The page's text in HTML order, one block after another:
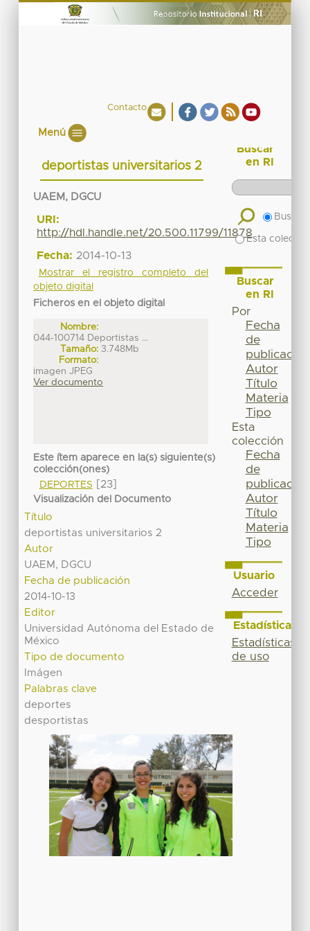
Contacto
Menú
deportistas universitarios 2
UAEM, DGCU
URI:
http://hdl.handle.net/20.500.11799/11878
Fecha: 2014-10-13
Mostrar el registro completo del
objeto digital
Ficheros en el objeto digital
Nombre:
044-100714 Deportistas ...
Tamaño: 3.748Mb
Formato:
imagen JPEG
Ver documento
Este ítem aparece en la(s) siguiente(s)
colección(ones)
DEPORTES
[23]
Visualización del Documento
Título
deportistas universitarios 2
Autor
UAEM, DGCU
Fecha de publicación
2014-10-13
Editor
Universidad Autónoma del Estado de
México
Tipo de documento
Imágen
Palabras clave
deportes
desportistas
Buscar
en RI
Buscar
Esta
Buscar
en RI
Por
Fecha
de
publicación
Autor
Título
Materia
Tipo
Esta
colección
Fecha
de
publicación
Autor
Título
Materia
Tipo
Usuario
Acceder
Estadísticas
Estadísticas
de uso